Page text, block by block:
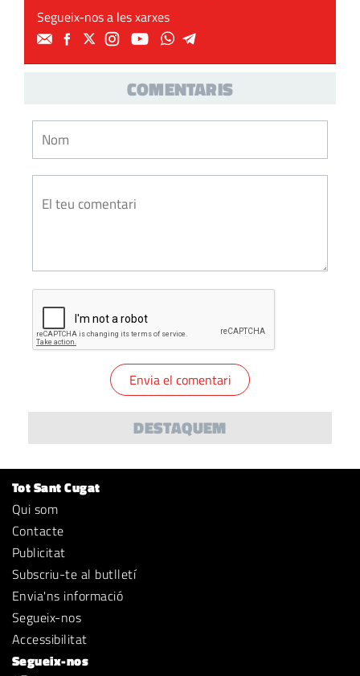
Segueix-nos a les xarxes
COMENTARIS
DESTAQUEM
Tot Sant Cugat
Qui som
Contacte
Publicitat
Subscriu-te al butlletí
Envia'ns informació
Segueix-nos
Accessibilitat
Segueix-nos